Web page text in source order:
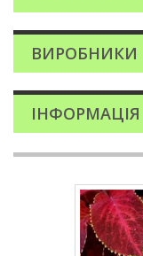
ВИРОБНИКИ
ІНФОРМАЦІЯ